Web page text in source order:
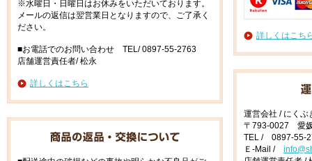
※水曜日・日曜日はお休みをいただいております。
メールの返信は翌営業日となりますので、ご了承く
ださい。
■お電話でのお問い合わせ TEL/ 0897-55-2763
店舗運営責任者/ 松永
詳しくはこちら
詳しくはこち
運営会社 / にくぶ
〒793-0027 愛
TEL / 0897-55-
Ｅ-Mail /